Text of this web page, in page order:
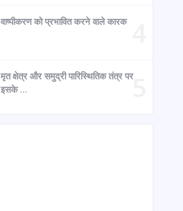
वाष्पीकरण को प्रभावित करने वाले कारक
मृत क्षेत्र और समुद्री पारिस्थितिक तंत्र पर
इसके …